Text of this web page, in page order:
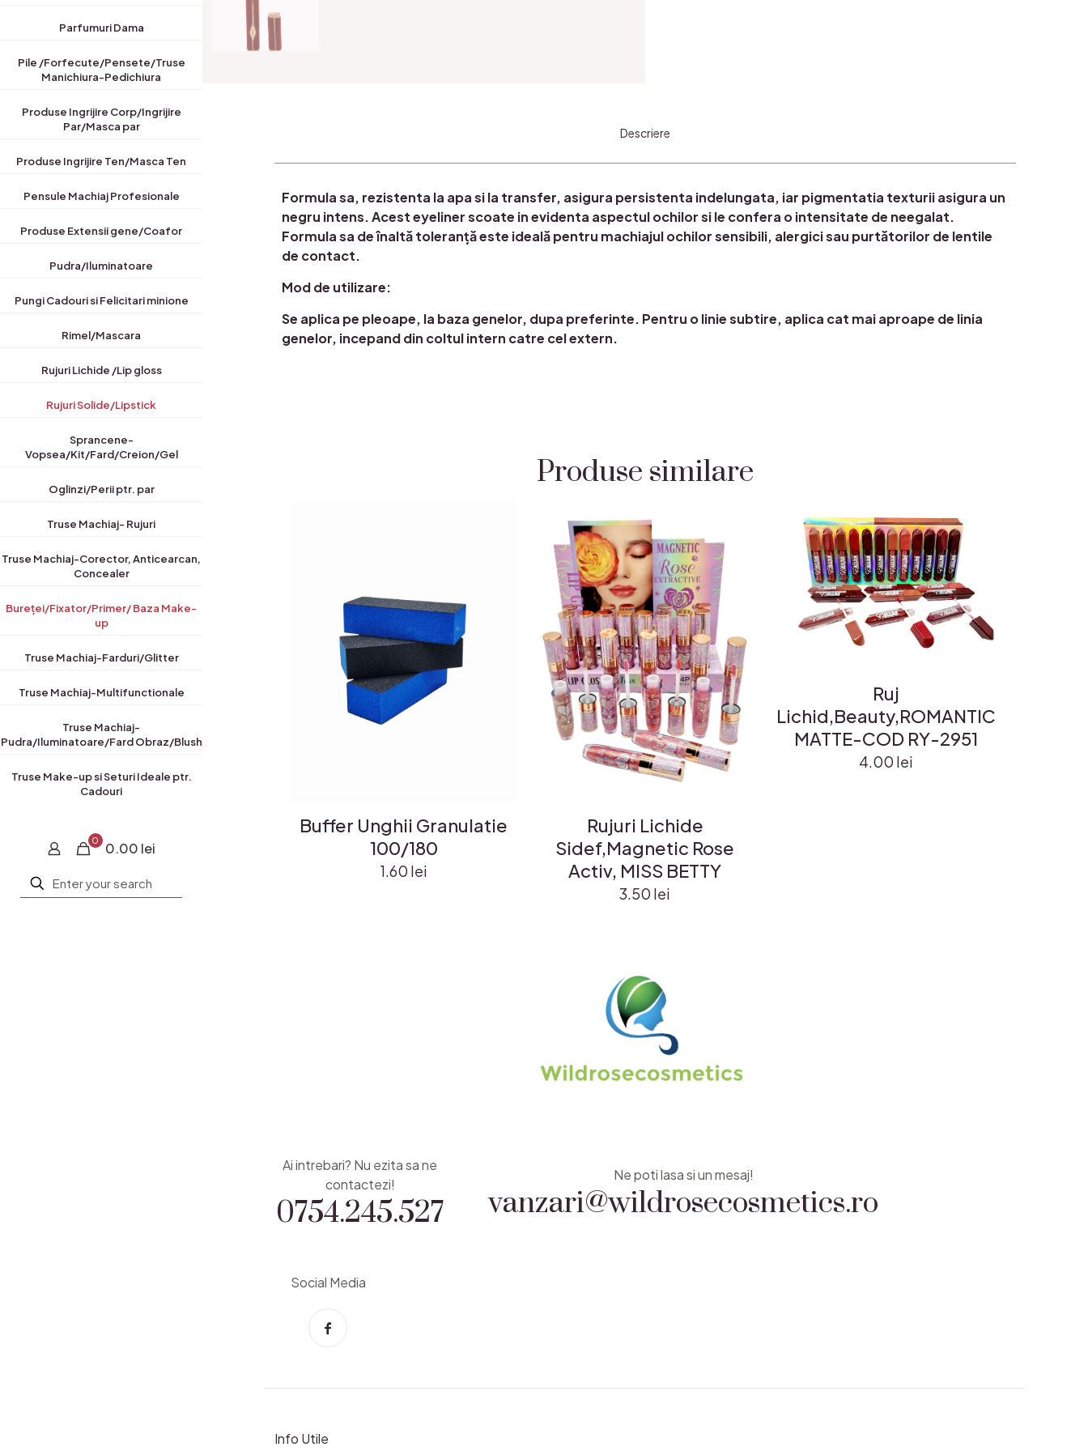
Parfumuri Dama
Pile /Forfecute/Pensete/Truse
Manichiura-Pedichiura
Produse Ingrijire Corp/Ingrijire
Par/Masca par
Produse Ingrijire Ten/Masca Ten
Pensule Machiaj Profesionale
Produse Extensii gene/Coafor
Pudra/Iluminatoare
Pungi Cadouri si Felicitari minione
Rimel/Mascara
Rujuri Lichide /Lip gloss
Rujuri Solide/Lipstick
Sprancene-
Vopsea/Kit/Fard/Creion/Gel
Oglinzi/Perii ptr. par
Truse Machiaj- Rujuri
Truse Machiaj-Corector, Anticearcan,
Concealer
Bureței/Fixator/Primer/ Baza Make-
up
Truse Machiaj-Farduri/Glitter
Truse Machiaj-Multifunctionale
Truse Machiaj-
Pudra/Iluminatoare/Fard Obraz/Blush
Truse Make-up si Seturi Ideale ptr.
Cadouri
0 0.00 lei
Descriere
Formula sa, rezistenta la apa si la transfer, asigura persistenta indelungata, iar pigmentatia texturii asigura un
negru intens. Acest eyeliner scoate in evidenta aspectul ochilor si le confera o intensitate de neegalat.
Formula sa de înaltă toleranță este ideală pentru machiajul ochilor sensibili, alergici sau purtătorilor de lentile
de contact.
Mod de utilizare:
Se aplica pe pleoape, la baza genelor, dupa preferinte. Pentru o linie subtire, aplica cat mai aproape de linia
genelor, incepand din coltul intern catre cel extern.
Produse similare
Buffer Unghii Granulatie
100/180
1.60 lei
Rujuri Lichide
Sidef,Magnetic Rose
Activ, MISS BETTY
3.50 lei
Ruj
Lichid,Beauty,ROMANTIC
MATTE-COD RY-2951
4.00 lei
0754.245.527
Ai intrebari? Nu ezita sa ne
contactezi!
vanzari@wildrosecosmetics.ro
Ne poti lasa si un mesaj!
Social Media
Info Utile